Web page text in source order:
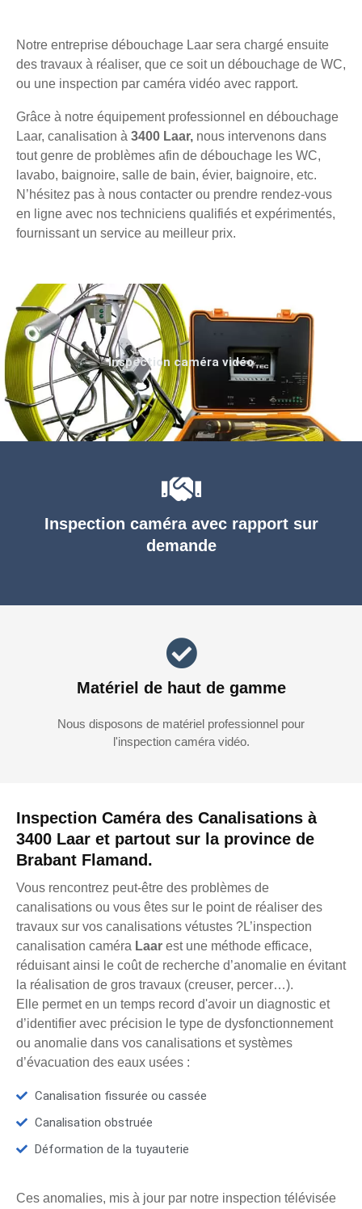
Notre entreprise débouchage Laar sera chargé ensuite
des travaux à réaliser, que ce soit un débouchage de WC,
ou une inspection par caméra vidéo avec rapport.
Grâce à notre équipement professionnel en débouchage
Laar, canalisation à 3400 Laar, nous intervenons dans
tout genre de problèmes afin de débouchage les WC,
lavabo, baignoire, salle de bain, évier, baignoire, etc.
N’hésitez pas à nous contacter ou prendre rendez-vous
en ligne avec nos techniciens qualifiés et expérimentés,
fournissant un service au meilleur prix.
Inspection Caméra des Canalisations à
3400 Laar et partout sur la province de
Brabant Flamand.
Vous rencontrez peut-être des problèmes de
canalisations ou vous êtes sur le point de réaliser des
travaux sur vos canalisations vétustes ?L’inspection
canalisation caméra Laar est une méthode efficace,
réduisant ainsi le coût de recherche d’anomalie en évitant
la réalisation de gros travaux (creuser, percer…).
Elle permet en un temps record d'avoir un diagnostic et
d’identifier avec précision le type de dysfonctionnement
ou anomalie dans vos canalisations et systèmes
d’évacuation des eaux usées :
Canalisation fissurée ou cassée
Canalisation obstruée
Déformation de la tuyauterie
Ces anomalies, mis à jour par notre inspection télévisée
Inspection caméra avec rapport sur
demande
Matériel de haut de gamme
Nous disposons de matériel professionnel pour
l'inspection caméra vidéo.
Inspection caméra vidéo